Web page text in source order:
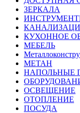
ЗЕРКАЛА
КУХОННОЕ
МЕБЕЛЬ
МЕТАН
НАПОЛЬНЫЕ
ОСВЕЩЕНИЕ
ОТОПЛЕНИЕ
ПОСУДА